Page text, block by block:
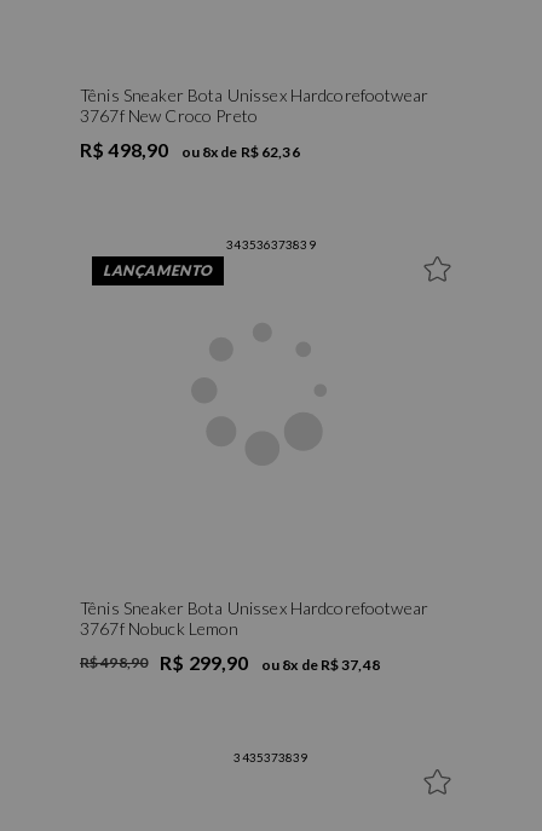
Tênis Sneaker Bota Unissex Hardcorefootwear
3767f New Croco Preto
R$ 498,90 ou 8x de R$ 62,36
LANÇAMENTO
343536373839
Tênis Sneaker Bota Unissex Hardcorefootwear
3767f Nobuck Lemon
R$ 498,90 R$ 299,90 ou 8x de R$ 37,48
3435373839